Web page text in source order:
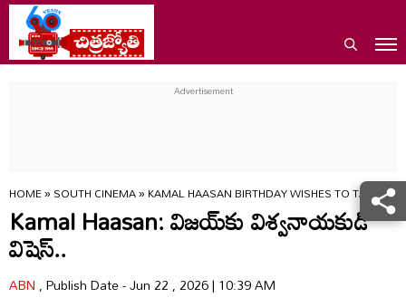
HOME»SOUTH CINEMA»KAMAL HAASAN BIRTHDAY WISHES TO
Kamal Haasan: విజయ్‌కు విశ్వనాయకుడి
విషెస్‌..
ABN, Publish Date - Jun 22 , 2026 | 10:39 AM